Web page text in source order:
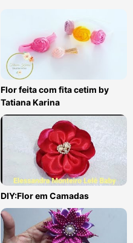
Flor feita com fita cetim by
Tatiana Karina
DIY:Flor em Camadas